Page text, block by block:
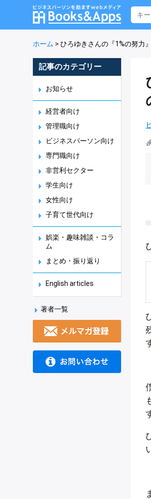
ホーム > ひろゆきさんの『1%の努力
記事のカテゴリー
お知らせ
経営者向け
管理職向け
ビジネスパーソン向け
専門職向け
非営利セクター
学生向け
女性向け
子育て世代向け
娯楽・趣味雑談・コラ
ム
まとめ・振り返り
English articles
著者一覧